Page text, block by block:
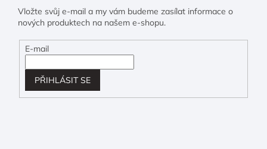
Vložte svůj e-mail a my vám budeme zasílat informace o
nových produktech na našem e-shopu.
E-mail
PŘIHLÁSIT SE